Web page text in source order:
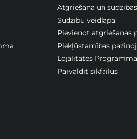
Atgriešana un sūdzības
Sūdzību veidlapa
Pievienot atgriešanas
Piekļūstamības
Lojalitātes
Pārvaldīt sīkfailus